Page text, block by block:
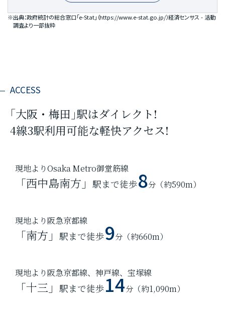
※出典：政府統計の総合窓口「e-Stat」（https://www.e-stat.go.jp/）経済センサス - 活動
調査より一部抜粋
ACCESS
｢大阪・梅田｣駅はダイレクト!
4線3駅利用可能な軽快アクセス!
現地よりOsaka Metro御堂筋線
「西中島南方」 駅まで徒歩8分 （約590m）
現地より阪急京都線
「南方」 駅まで徒歩9分 （約660m）
現地より阪急京都線、神戸線、宝塚線
「十三」 駅まで徒歩14分 （約1,090m）